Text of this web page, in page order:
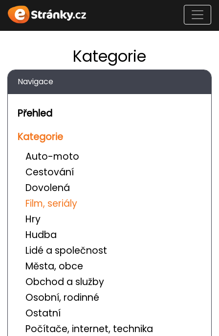
Kategorie
Navigace
Přehled
Kategorie
Auto-moto
Cestování
Dovolená
Film, seriály
Hry
Hudba
Lidé a společnost
Města, obce
Obchod a služby
Osobní, rodinné
Ostatní
Počítače, internet, technika